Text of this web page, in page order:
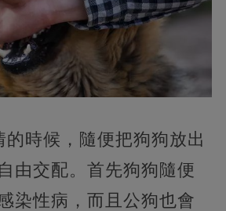
的時候，隨便把狗狗放出
由交配。首先狗狗隨便
染性病，而且公狗也會